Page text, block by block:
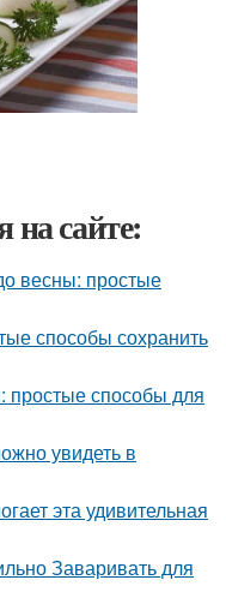
на сайте:
весны: простые
способы сохранить
простые способы для
увидеть в
эта удивительная
Заваривать для